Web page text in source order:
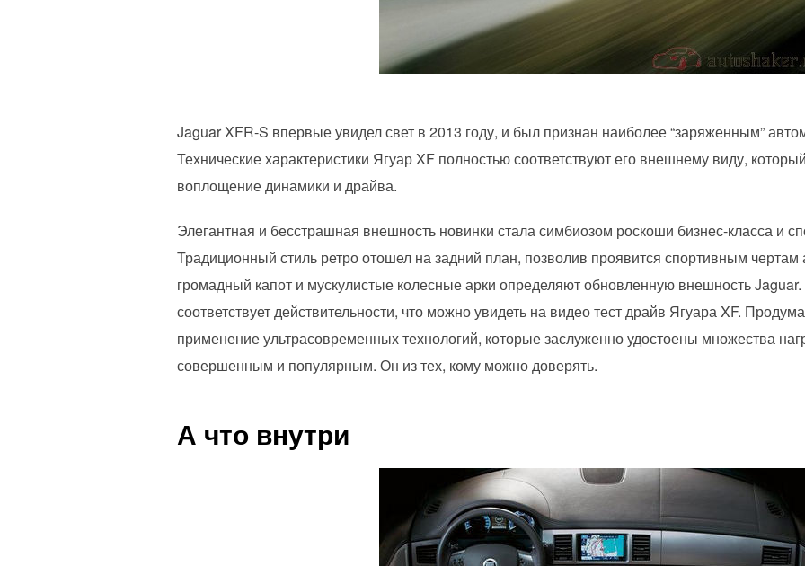
Jaguar XFR-S впервые увидел свет в 2013 году, и был признан наиболее “заряженным”
Технические характеристики Ягуар XF полностью соответствуют его внешнему виду,
воплощение динамики и драйва.
Элегантная и бесстрашная внешность новинки стала симбиозом роскоши бизнес-класса и
Традиционный стиль ретро отошел на задний план, позволив проявится спортивным
громадный капот и мускулистые колесные арки определяют обновленную внешность
соответствует действительности, что можно увидеть на видео тест драйв Ягуара XF.
применение ультрасовременных технологий, которые заслуженно удостоены множества
совершенным и популярным. Он из тех, кому можно доверять.
А что внутри